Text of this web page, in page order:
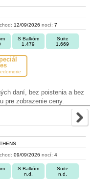
12/09/2026 nocí: 7
S Balkóm
1.479
Suite
1.669
daní, bez poistenia a bez
pre zobrazenie ceny.
09/09/2026 nocí: 4
S Balkóm
n.d.
Suite
n.d.